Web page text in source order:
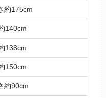
約175cm
140cm
138cm
150cm
約90cm